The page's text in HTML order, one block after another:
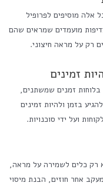
אלה מוסיפים לפרופיל
מועמדים שמראים שהם
רק על מראה חיצוני.
בלוחות זמנים שמשתנים,
בזמן ולהיות זמינים
ועל ידי סוכנויות.
רק כלים לשמירה על מראה,
אחר חוזים, הבנת מיסוי